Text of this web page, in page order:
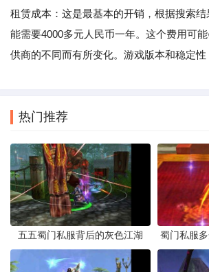
租赁成本：这是最基本的开销，根据搜索
能需要4000多元人民币一年。这个费用可
供商的不同而有所变化。游戏版本和稳定性
热门推荐
五五蜀门私服背后的灰色江湖 蜀门私服